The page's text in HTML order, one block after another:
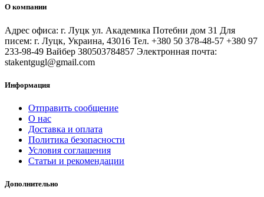
О компании
Адрес офиса: г. Луцк ул. Академика Потебни дом 31 Для
писем: г. Луцк, Украина, 43016 Тел. +380 50 378-48-57 +380 97
233-98-49 Вайбер 380503784857 Электронная почта:
stakentgugl@gmail.com
Информация
Отправить сообщение
О нас
Доставка и оплата
Политика безопасности
Условия соглашения
Статьи и рекомендации
Дополнительно